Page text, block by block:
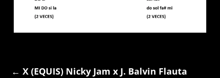
← X (EQUIS) Nicky Jam x J. Balvin Flauta